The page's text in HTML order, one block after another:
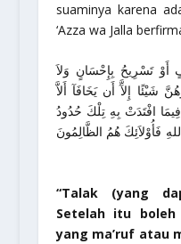
suaminya karena
‘Azza wa Jalla
أَوْ تَسْرِيحُ بِإِحْسَانٍ وَلاَ
شَيْئًا إِلآَّ أَن يَخَافَآ أَلاَّ
فِيمَا افْتَدَتْ بِهِ تِلْكَ حُدُودُ
فَأُوْلاَئِكَ هُمُ الظَّالِمُونَ
“Talak (yang
Setelah itu
yang ma’ruf atau